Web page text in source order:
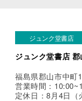
ジュンク堂書店
ジュンク堂書店
福島県郡山市中
営業時間：
定休日：8月4日（